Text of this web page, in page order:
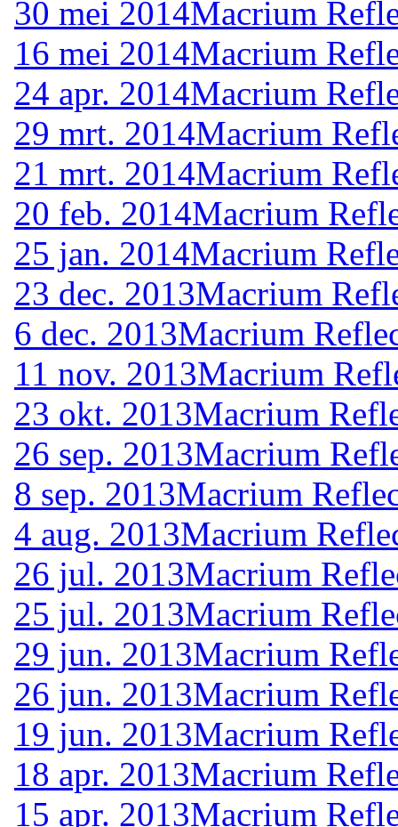
30 mei 2014Macrium
16 mei 2014Macrium
24 apr. 2014Macrium
29 mrt. 2014Macrium
21 mrt. 2014Macrium
20 feb. 2014Macrium
25 jan. 2014Macrium
23 dec. 2013Macrium
6 dec. 2013Macrium
11 nov. 2013Macrium
23 okt. 2013Macrium
26 sep. 2013Macrium
8 sep. 2013Macrium
4 aug. 2013Macrium
26 jul. 2013Macrium
25 jul. 2013Macrium
29 jun. 2013Macrium
26 jun. 2013Macrium
19 jun. 2013Macrium
18 apr. 2013Macrium
15 apr. 2013Macrium